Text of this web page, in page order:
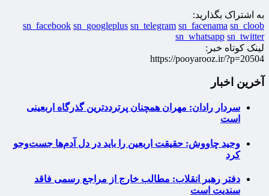
به اشتراک بگذارید:
sn_facebook sn_googleplus sn_telegram sn_facenama sn_cloob
sn_whatsapp sn_twitter
لینک کوتاه خبر:
https://pooyarooz.ir/?p=20504
آخرین اخبار
سردار رادان: مهران همچنان پرترددترین گذرگاه اربعینی
است
وحید چاووش: حقیقت اربعین را باید در دل آدم‌ها جست‌وجو
کرد
دفتر رهبر انقلاب: مطالب خارج از مراجع رسمی فاقد
سندیت است